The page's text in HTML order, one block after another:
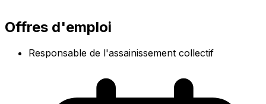
Offres d'emploi
Responsable de l'assainissement collectif